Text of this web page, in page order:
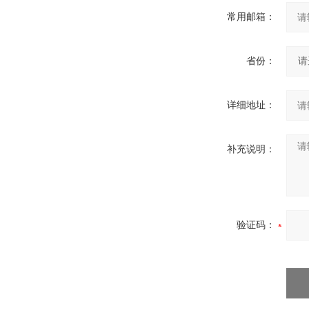
常用邮箱：
省份：
详细地址：
补充说明：
验证码：